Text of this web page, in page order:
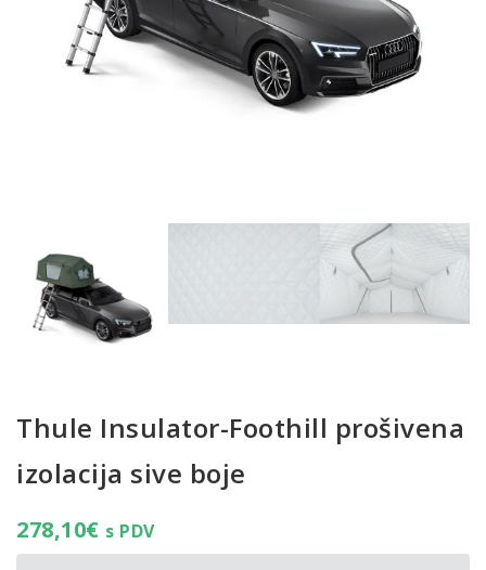
Thule Insulator-Foothill prošivena
izolacija sive boje
278,10€ s PDV